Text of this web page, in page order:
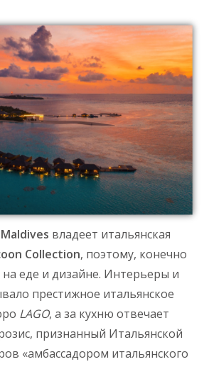
Maldives владеет итальянская
Collection, поэтому, конечно
еде и дизайне. Интерьеры и
престижное итальянское
LAGO, а за кухню отвечает
признанный Итальянской
«амбассадором итальянского